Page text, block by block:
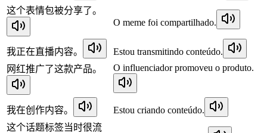
这个表情包被分享了。
O meme foi compartilhado.
我正在直播内容。
Estou transmitindo conteúdo.
网红推广了这款产品。
O influenciador promoveu o produto.
我在创作内容。
Estou criando conteúdo.
这个话题标签当时很流